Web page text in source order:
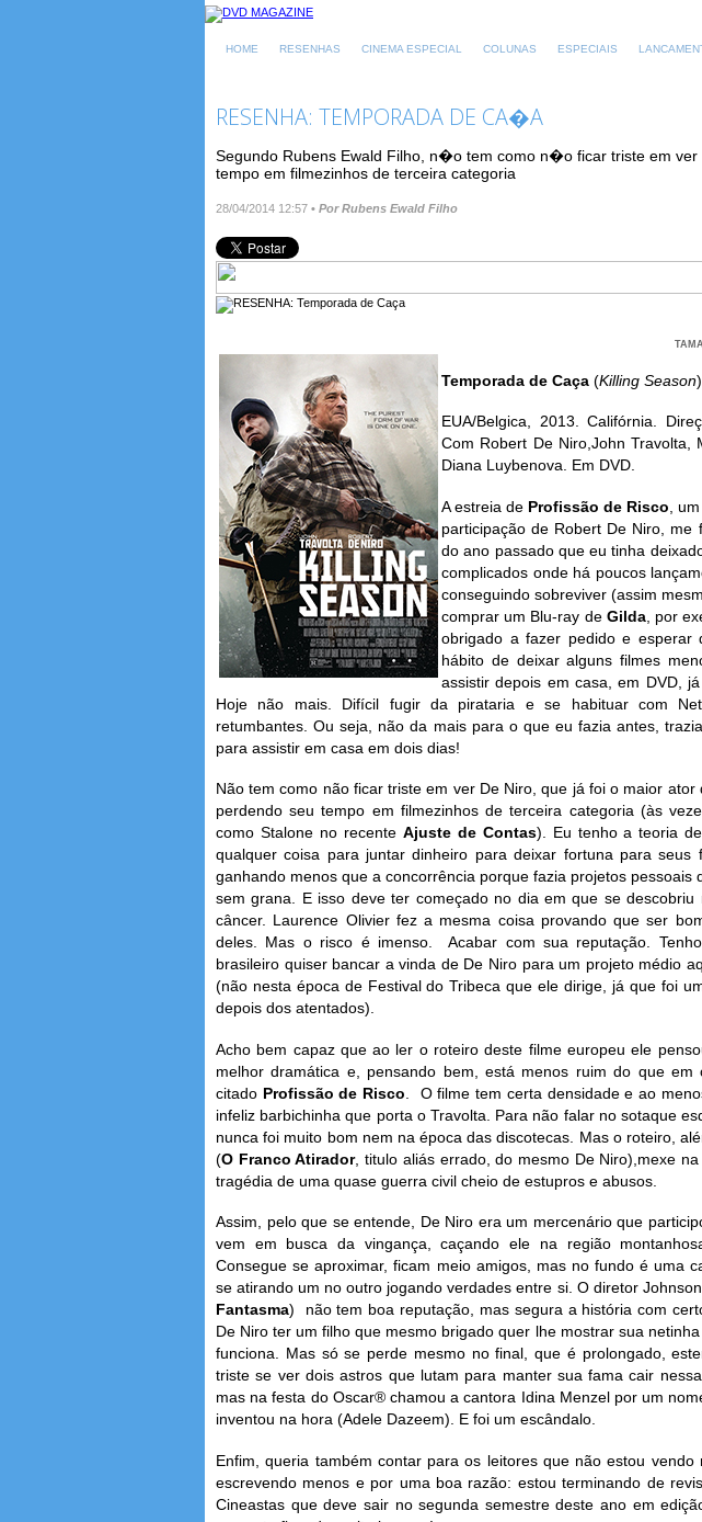
HOME RESENHAS CINEMA ESPECIAL COLUNAS ESPECIAIS
RESENHA: TEMPORADA DE CA�A
Segundo Rubens Ewald Filho, n�o tem como n�o ficar triste em ver
tempo em filmezinhos de terceira categoria
28/04/2014 12:57 • Por Rubens Ewald Filho
Temporada de Caça (Killing Season)
EUA/Belgica, 2013. Califórnia.
Com Robert De Niro,John Travolta,
Diana Luybenova. Em DVD.
A estreia de Profissão de Risco ,
participação de Robert De Niro,
do ano passado que eu tinha
complicados onde há poucos
conseguindo sobreviver (assim
comprar um Blu-ray de Gilda, por
obrigado a fazer pedido e esperar
hábito de deixar alguns filmes
assistir depois em casa, em DVD,
Hoje não mais. Difícil fugir da pirataria e se habituar com
retumbantes. Ou seja, não da mais para o que eu fazia antes,
para assistir em casa em dois dias!
Não tem como não ficar triste em ver De Niro, que já foi o maior
perdendo seu tempo em filmezinhos de terceira categoria (às
como Stalone no recente Ajuste de Contas). Eu tenho a teoria
qualquer coisa para juntar dinheiro para deixar fortuna para seus
ganhando menos que a concorrência porque fazia projetos pessoais
sem grana. E isso deve ter começado no dia em que se
câncer. Laurence Olivier fez a mesma coisa provando que ser
deles. Mas o risco é imenso. Acabar com sua reputação.
brasileiro quiser bancar a vinda de De Niro para um projeto médio
(não nesta época de Festival do Tribeca que ele dirige, já que foi
depois dos atentados).
Acho bem capaz que ao ler o roteiro deste filme europeu ele
melhor dramática e, pensando bem, está menos ruim do que em
citado Profissão de Risco . O filme tem certa densidade e ao
infeliz barbichinha que porta o Travolta. Para não falar no sotaque
nunca foi muito bom nem na época das discotecas. Mas o roteiro,
(O Franco Atirador, titulo aliás errado, do mesmo De Niro),mexe
tragédia de uma quase guerra civil cheio de estupros e abusos.
Assim, pelo que se entende, De Niro era um mercenário que
vem em busca da vingança, caçando ele na região
Consegue se aproximar, ficam meio amigos, mas no fundo é uma
se atirando um no outro jogando verdades entre si. O diretor
Fantasma) não tem boa reputação, mas segura a história com
De Niro ter um filho que mesmo brigado quer lhe mostrar sua
funciona. Mas só se perde mesmo no final, que é prolongado,
triste se ver dois astros que lutam para manter sua fama cair
mas na festa do Oscar® chamou a cantora Idina Menzel por um
inventou na hora (Adele Dazeem). E foi um escândalo.
Enfim, queria também contar para os leitores que não estou
escrevendo menos e por uma boa razão: estou terminando de
Cineastas que deve sair no segunda semestre deste ano em